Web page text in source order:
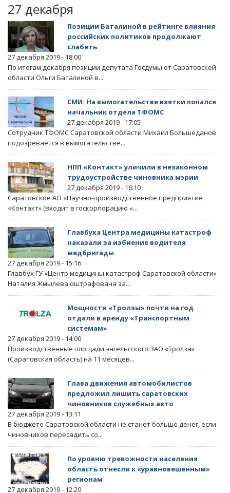
27 декабря
Позиции Баталиной в рейтинге влияния
российских политиков продолжают
слабеть
27 декабря 2019 - 18:00
По итогам декабря позиции депутата Госдумы от Саратовской
области Ольги Баталиной в...
СМИ: На вымогательстве взятки попался
начальник отдела ТФОМС
27 декабря 2019 - 17:05
Сотрудник ТФОМС Саратовской области Михаил Большеданов
подозревается в вымогательстве...
НПП «Контакт» уличили в незаконном
трудоустройстве чиновника мэрии
27 декабря 2019 - 16:10
Саратовское АО «Научно-производственное предприятие
«Контакт» (входит в госкорпорацию «...
Главбуха Центра медицины катастроф
наказали за избиение водителя
медбригады
27 декабря 2019 - 15:16
Главбух ГУ «Центр медицины катастроф Саратовской области»
Наталия Жмылева оштрафована за...
Мощности «Тролзы» почти на год
отдали в аренду «Транспортным
системам»
27 декабря 2019 - 14:00
Производственные площади энгельсского ЗАО «Тролза»
(Саратовская область) на 11 месяцев...
Глава движения автомобилистов
предложил лишить саратовских
чиновников служебных авто
27 декабря 2019 - 13:11
В бюджете Саратовской области не станет больше денег, если
чиновников пересадить со...
По уровню тревожности населения
область отнесли к «уравновешенным»
регионам
27 декабря 2019 - 12:20